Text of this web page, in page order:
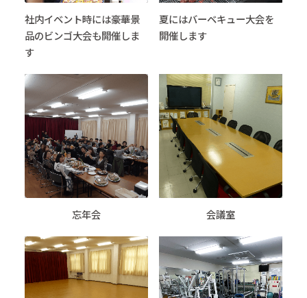
社内イベント時には豪華景
品のビンゴ大会も開催しま
す
夏にはバーベキュー大会を
開催します
忘年会 会議室